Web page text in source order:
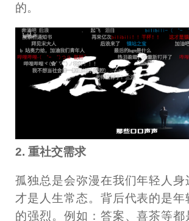
的。
2. 重社交需求
孤独总是会弥漫在我们年轻人身
才是人生常态。背后代表的是年
的强烈。例如：答案、喜茶等都